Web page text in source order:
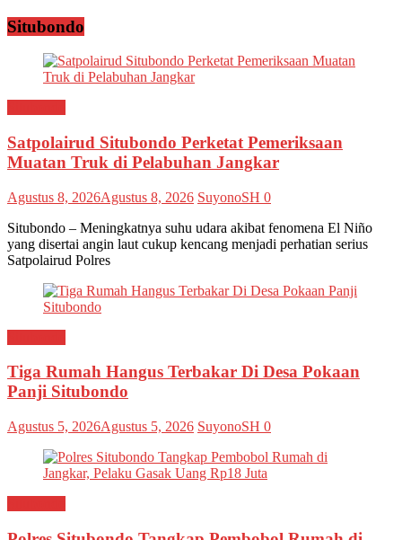
Situbondo
Satpolairud Situbondo Perketat Pemeriksaan
Muatan Truk di Pelabuhan Jangkar
Agustus 8, 2026Agustus 8, 2026 SuyonoSH 0
Situbondo – Meningkatnya suhu udara akibat fenomena El Niño
yang disertai angin laut cukup kencang menjadi perhatian serius
Satpolairud Polres
Tiga Rumah Hangus Terbakar Di Desa Pokaan
Panji Situbondo
Agustus 5, 2026Agustus 5, 2026 SuyonoSH 0